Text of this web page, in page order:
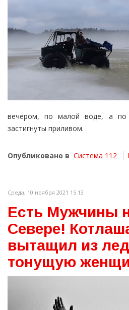
вечером, по малой воде, а по
застигнуты приливом.
Опубликовано в Система 112
Среда, 10 ноября 2021 15:13
Есть Мужчины
Севере!
вытащил из
тонущую